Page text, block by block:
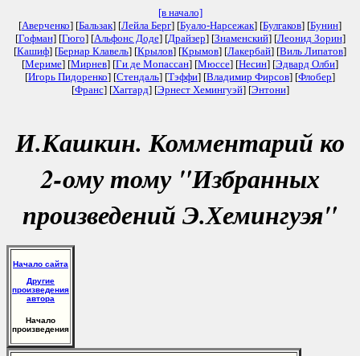
[в начало]
[Аверченко] [Бальзак] [Лейла Берг] [Буало-Нарсежак] [Булгаков] [Бунин]
[Гофман] [Гюго] [Альфонс Доде] [Драйзер] [Знаменский] [Леонид Зорин]
[Кашиф] [Бернар Клавель] [Крылов] [Крымов] [Лакербай] [Виль Липатов]
[Мериме] [Мирнев] [Ги де Мопассан] [Мюссе] [Несин] [Эдвард Олби]
[Игорь Пидоренко] [Стендаль] [Тэффи] [Владимир Фирсов] [Флобер]
[Франс] [Хаггард] [Эрнест Хемингуэй] [Энтони]
И.Кашкин. Комментарий ко
2-ому тому "Избранных
произведений Э.Хемингуэя"
Начало сайта
Другие
произведения
автора
Начало
произведения